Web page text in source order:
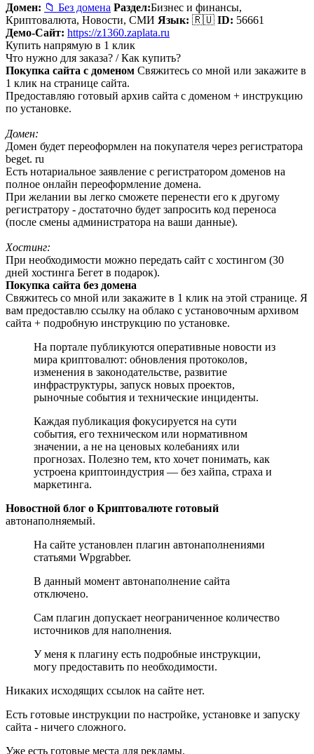
Домен: 📁 Без домена Раздел:Бизнес и финансы,
Криптовалюта, Новости, СМИ Язык: 🇷🇺 ID: 56661
Демо-Сайт: https://z1360.zaplata.ru
Купить напрямую в 1 клик
Что нужно для заказа? / Как купить?
Покупка сайта с доменом Свяжитесь со мной или закажите в
1 клик на странице сайта.
Предоставляю готовый архив сайта с доменом + инструкцию
по установке.
Домен:
Домен будет переоформлен на покупателя через регистратора
beget. ru
Есть нотариальное заявление с регистратором доменов на
полное онлайн переоформление домена.
При желании вы легко сможете перенести его к другому
регистратору - достаточно будет запросить код переноса
(после смены администратора на ваши данные).
Хостинг:
При необходимости можно передать сайт с хостингом (30
дней хостинга Бегет в подарок).
Покупка сайта без домена
Свяжитесь со мной или закажите в 1 клик на этой странице. Я
вам предоставлю ссылку на облако с установочным архивом
сайта + подробную инструкцию по установке.
На портале публикуются оперативные новости из
мира криптовалют: обновления протоколов,
изменения в законодательстве, развитие
инфраструктуры, запуск новых проектов,
рыночные события и технические инциденты.
Каждая публикация фокусируется на сути
события, его техническом или нормативном
значении, а не на ценовых колебаниях или
прогнозах. Полезно тем, кто хочет понимать, как
устроена криптоиндустрия — без хайпа, страха и
маркетинга.
Новостной блог о Криптовалюте готовый
автонаполняемый.
На сайте установлен плагин автонаполнениями
статьями Wpgrabber.
В данный момент автонаполнение сайта
отключено.
Сам плагин допускает неограниченное количество
источников для наполнения.
У меня к плагину есть подробные инструкции,
могу предоставить по необходимости.
Никаких исходящих ссылок на сайте нет.
Есть готовые инструкции по настройке, установке и запуску
сайта - ничего сложного.
Уже есть готовые места для рекламы.